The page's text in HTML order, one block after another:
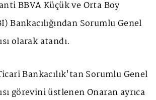
BBVA Küçük ve Orta Boy
Bankacılığından Sorumlu Genel
olarak atandı.
Bankacılık'tan Sorumlu Genel
görevini üstlenen Onaran ayrıca